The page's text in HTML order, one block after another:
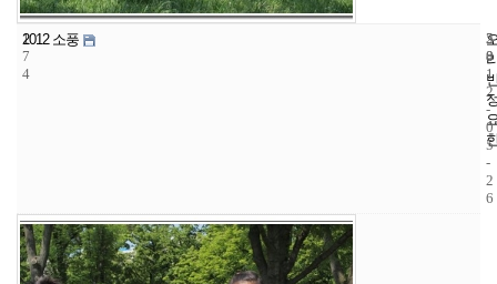
1
7
4
2012 소풍
5
8
2
0
1
2
-
0
5
-
2
6